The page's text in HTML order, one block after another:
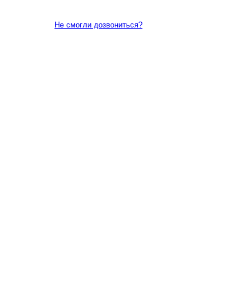
Не смогли дозвониться?